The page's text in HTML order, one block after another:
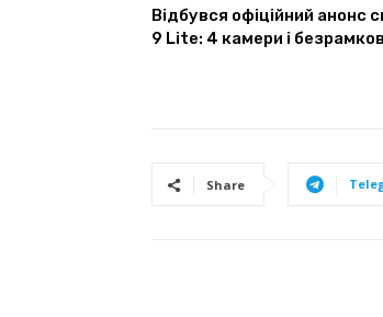
Відбувся офіційний анонс
9 Lite: 4 камери і
Share